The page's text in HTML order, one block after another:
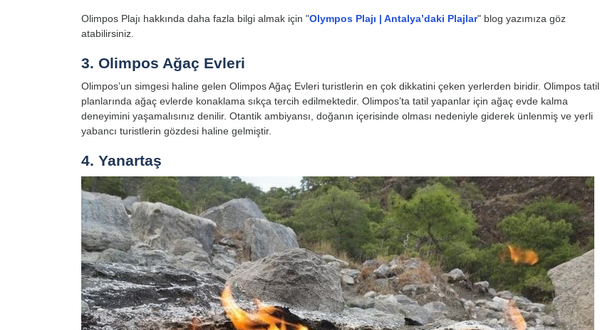
Olimpos Plajı hakkında daha fazla bilgi almak için "Olympos Plajı | Antalya’daki Plajlar" blog yazımıza göz
atabilirsiniz.
3. Olimpos Ağaç Evleri
Olimpos’un simgesi haline gelen Olimpos Ağaç Evleri turistlerin en çok dikkatini çeken yerlerden biridir. Olimpos tatil
planlarında ağaç evlerde konaklama sıkça tercih edilmektedir. Olimpos’ta tatil yapanlar için ağaç evde kalma
deneyimini yaşamalısınız denilir. Otantik ambiyansı, doğanın içerisinde olması nedeniyle giderek ünlenmiş ve yerli
yabancı turistlerin gözdesi haline gelmiştir.
4. Yanartaş